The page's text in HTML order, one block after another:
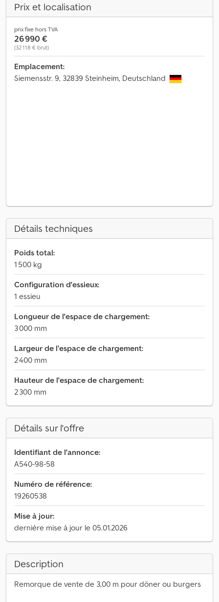
Prix et localisation
prix fixe hors TVA
26 990 €
(32 118 € brut)
Emplacement:
Siemensstr. 9, 32839 Steinheim, Deutschland
Détails techniques
Poids total:
1 500 kg
Configuration d'essieux:
1 essieu
Longueur de l'espace de chargement:
3 000 mm
Largeur de l’espace de chargement:
2 400 mm
Hauteur de l'espace de chargement:
2 300 mm
Détails sur l'offre
Identifiant de l'annonce:
A540-98-58
Numéro de référence:
19260538
Mise à jour:
dernière mise à jour le 05.01.2026
Description
Remorque de vente de 3,00 m pour döner ou burgers